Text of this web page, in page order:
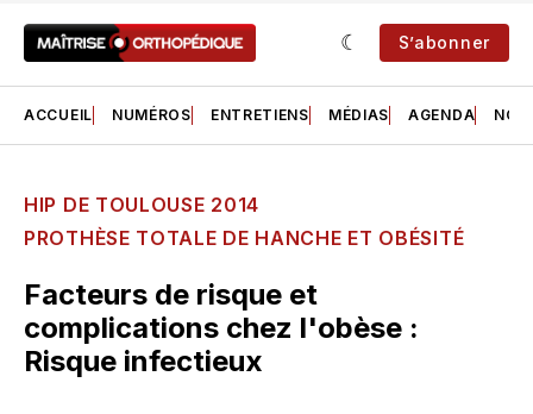
S’abonner
ACCUEIL NUMÉROS ENTRETIENS MÉDIAS AGENDA NOS
HIP DE TOULOUSE 2014
PROTHÈSE TOTALE DE HANCHE ET OBÉSITÉ
Facteurs de risque et
complications chez l'obèse :
Risque infectieux